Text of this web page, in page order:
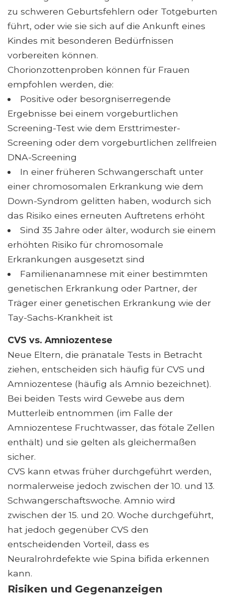
zu schweren Geburtsfehlern oder Totgeburten
führt, oder wie sie sich auf die Ankunft eines
Kindes mit besonderen Bedürfnissen
vorbereiten können.
Chorionzottenproben können für Frauen
empfohlen werden, die:
Positive oder besorgniserregende
Ergebnisse bei einem vorgeburtlichen
Screening-Test wie dem Ersttrimester-
Screening oder dem vorgeburtlichen zellfreien
DNA-Screening
In einer früheren Schwangerschaft unter
einer chromosomalen Erkrankung wie dem
Down-Syndrom gelitten haben, wodurch sich
das Risiko eines erneuten Auftretens erhöht
Sind 35 Jahre oder älter, wodurch sie einem
erhöhten Risiko für chromosomale
Erkrankungen ausgesetzt sind
Familienanamnese mit einer bestimmten
genetischen Erkrankung oder Partner, der
Träger einer genetischen Erkrankung wie der
Tay-Sachs-Krankheit ist
CVS vs. Amniozentese
Neue Eltern, die pränatale Tests in Betracht
ziehen, entscheiden sich häufig für CVS und
Amniozentese (häufig als Amnio bezeichnet).
Bei beiden Tests wird Gewebe aus dem
Mutterleib entnommen (im Falle der
Amniozentese Fruchtwasser, das fötale Zellen
enthält) und sie gelten als gleichermaßen
sicher.
CVS kann etwas früher durchgeführt werden,
normalerweise jedoch zwischen der 10. und 13.
Schwangerschaftswoche. Amnio wird
zwischen der 15. und 20. Woche durchgeführt,
hat jedoch gegenüber CVS den
entscheidenden Vorteil, dass es
Neuralrohrdefekte wie Spina bifida erkennen
kann.
Risiken und Gegenanzeigen